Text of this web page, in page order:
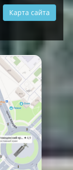
Карта сайта